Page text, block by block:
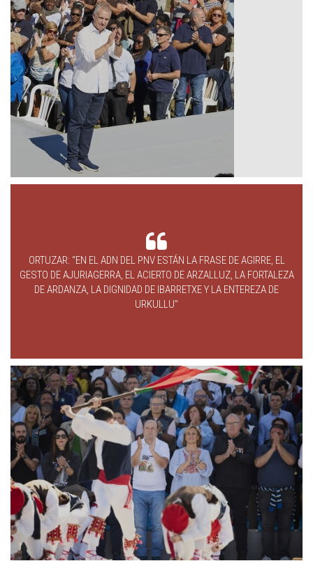
ORTUZAR: “EN EL ADN DEL PNV ESTÁN LA FRASE DE AGIRRE, EL
GESTO DE AJURIAGERRA, EL ACIERTO DE ARZALLUZ, LA FORTALEZA
DE ARDANZA, LA DIGNIDAD DE IBARRETXE Y LA ENTEREZA DE
URKULLU”